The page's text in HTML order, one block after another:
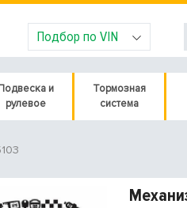
Подбор по VIN
и
рулевое
Тормозная
система